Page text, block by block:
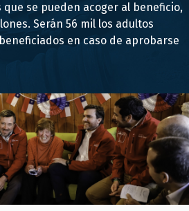
que se pueden acoger al beneficio,
Serán 56 mil los adultos
en caso de aprobarse